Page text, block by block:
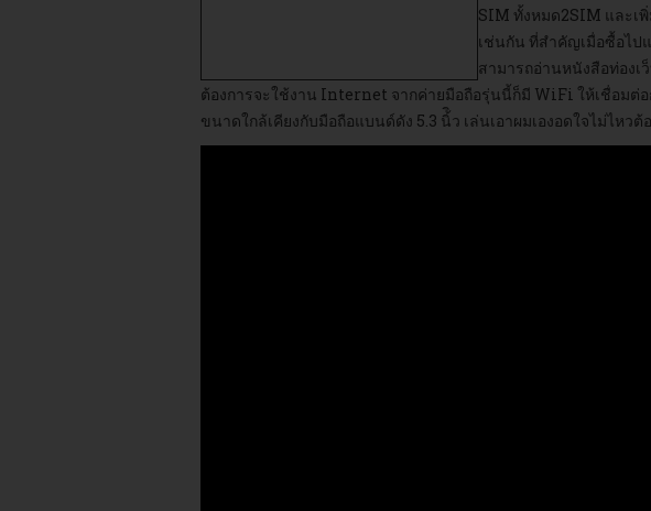
SIM ทั้งหมด2SIM และเ
เช่นกัน ที่สำคัญเมื่อซื้อไป
สามารถอ่านหนังสือท่อง
ต้องการจะใช้งาน Internet จากค่ายมือถือรุ่นนี้ก็มี WiFi ให้เชื่อมต่
ขนาดใกล้เคียงกับมือถือแบนด์ดัง 5.3 นิ้ิว เล่นเอาผมเองอดใจไม่ไหว